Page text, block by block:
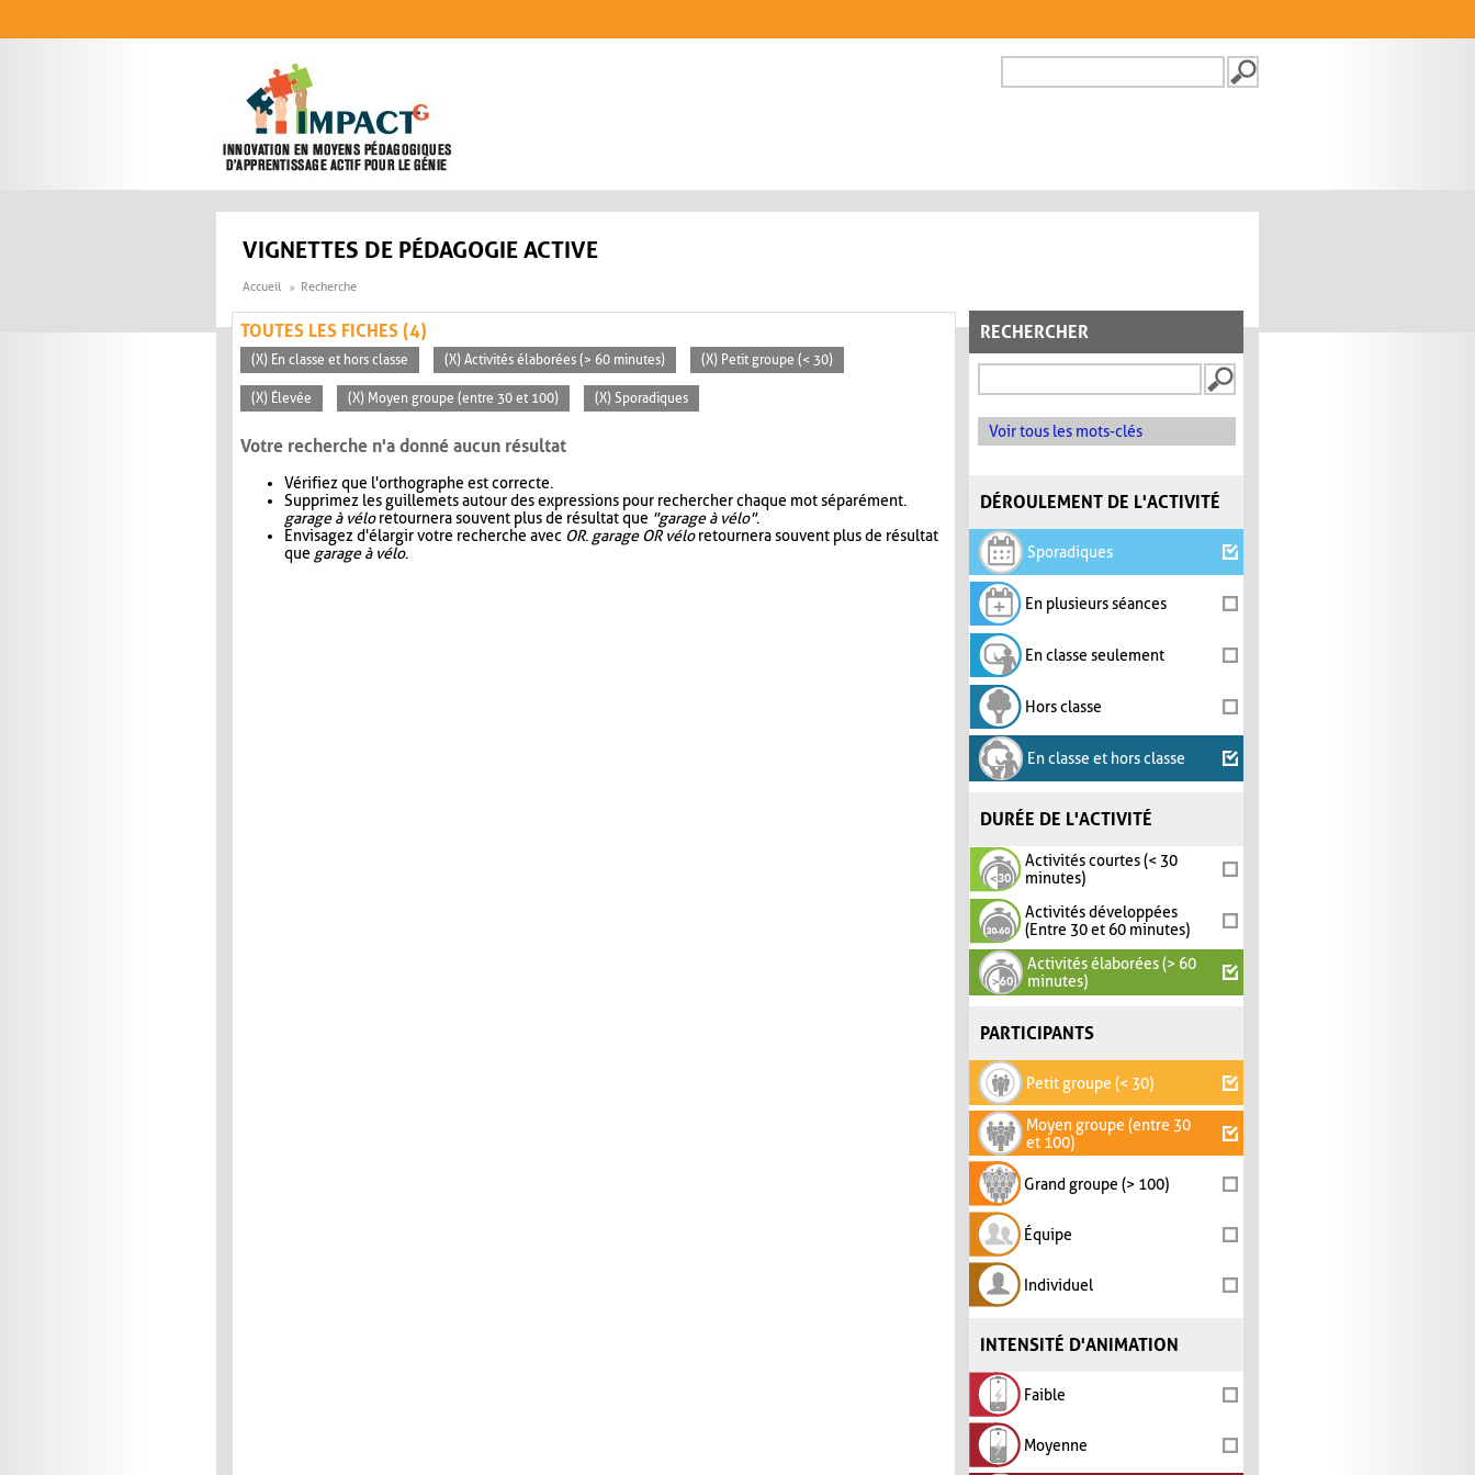
FORMULAIRE DE
VIGNETTES DE PÉDAGOGIE ACTIVE
Accueil Recherche
RECHERCHER
Voir tous les mots-clés
DÉROULEMENT DE L'ACTIVITÉ
Sporadiques
En plusieurs séances
En classe seulement
Hors classe
En classe et hors classe
DURÉE DE L'ACTIVITÉ
Activités courtes (< 30
minutes)
Activités développées
(Entre 30 et 60 minutes)
Activités élaborées (> 60
minutes)
PARTICIPANTS
Petit groupe (< 30)
Moyen groupe (entre 30
et 100)
Grand groupe (> 100)
Équipe
Individuel
INTENSITÉ D'ANIMATION
Faible
Moyenne
TOUTES LES FICHES (4)
(X) En classe et hors classe (X) Activités élaborées (> 60 minutes) (X) Petit groupe (< 30)
(X) Élevée (X) Moyen groupe (entre 30 et 100) (X) Sporadiques
Votre recherche n'a donné aucun résultat
Vérifiez que l'orthographe est correcte.
Supprimez les guillemets autour des expressions pour rechercher chaque mot séparément.
garage à véloretournera souvent plus de résultat que "garage à vélo".
Envisagez d'élargir votre recherche avec OR. garage OR véloretournera souvent plus de résultat
que garage à vélo.